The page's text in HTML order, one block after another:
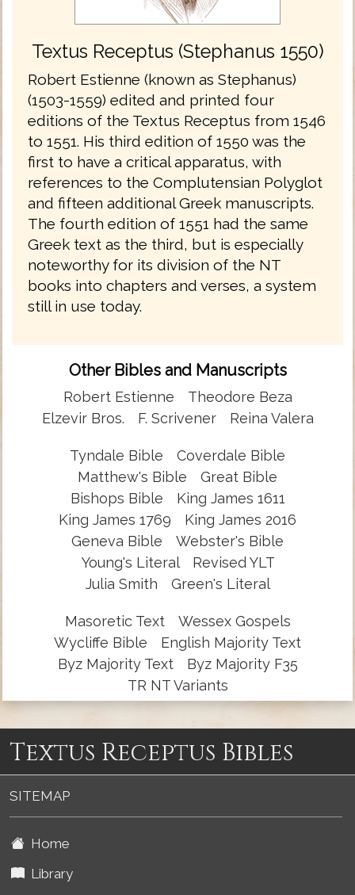
Textus Receptus (Stephanus 1550)
Robert Estienne (known as Stephanus)
(1503-1559) edited and printed four
editions of the Textus Receptus from 1546
to 1551. His third edition of 1550 was the
first to have a critical apparatus, with
references to the Complutensian Polyglot
and fifteen additional Greek manuscripts.
The fourth edition of 1551 had the same
Greek text as the third, but is especially
noteworthy for its division of the NT
books into chapters and verses, a system
still in use today.
Other Bibles and Manuscripts
Robert Estienne
Theodore Beza
Elzevir Bros.
F. Scrivener Reina Valera
Tyndale Bible
Coverdale Bible
Matthew's Bible
Great Bible
Bishops Bible
King James 1611
King James 1769
King James 2016
Geneva Bible
Webster's Bible
Young's Literal
Revised YLT
Julia Smith
Green's Literal
Masoretic Text
Wessex Gospels
Wycliffe Bible
English Majority Text
Byz Majority Text
Byz Majority F35
TR NT Variants
Textus Receptus Bibles
SITEMAP
Home
Library